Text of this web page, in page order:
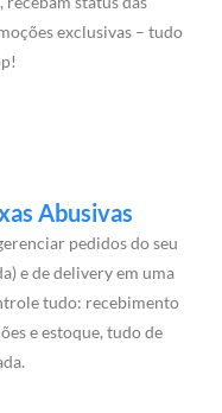
exclusivas – tudo
Abusivas
pedidos do seu
e de delivery em uma
tudo: recebimento
e estoque, tudo de